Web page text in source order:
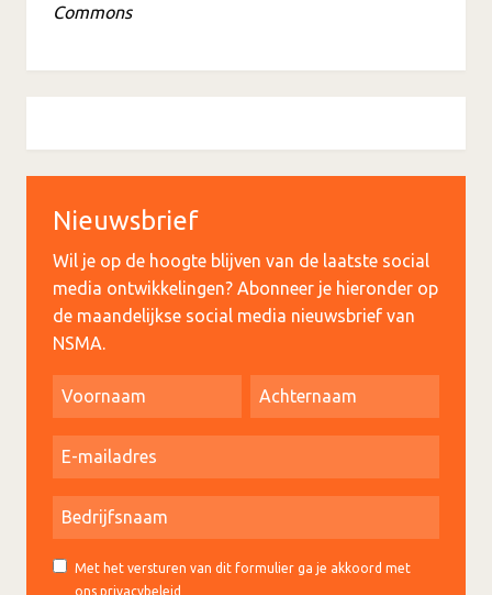
Commons
Nieuwsbrief
Wil je op de hoogte blijven van de laatste social
media ontwikkelingen? Abonneer je hieronder op
de maandelijkse social media nieuwsbrief van
NSMA.
Met het versturen van dit formulier ga je akkoord met
ons privacybeleid